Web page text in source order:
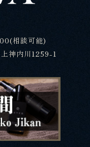
相談可能)
神内川1259-1